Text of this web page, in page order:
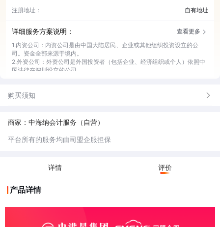
注册地址：
自有地址
详细服务方案说明：
查看更多
1.内资公司：内资公司是由中国大陆居民、企业或其他组织投资设立的公
司。资金全部来源于境内。
2.外资公司：外资公司是外国投资者（包括企业、经济组织或个人）依照中
国法律在深圳设立的公司。
4.园区地址：在上海公司注册时，园区地址是指由各类产业园区提供的注册
业发展和经济增长。
购买须知
商家：中海纳会计服务（自营）
平台所有的服务均由司盟企服担保
详情 评价
产品详情